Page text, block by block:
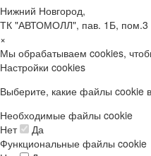
Нижний Новгород,
ТК "АВТОМОЛЛ", пав. 1Б, пом.3
×
Мы обрабатываем cookies,
Настройки cookies
Выберите, какие файлы cookie
Необходимые файлы cookie
Нет
Да
Функциональные файлы cookie